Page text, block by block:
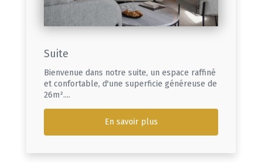
Suite
Bienvenue dans notre suite, un espace raffiné
et confortable, d'une superficie généreuse de
26m²....
En savoir plus